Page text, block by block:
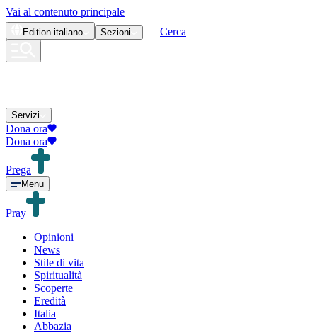
Vai al contenuto principale
Edition italiano Sezioni Cerca
Servizi
Dona ora
Dona ora
Prega
Menu
Pray
Opinioni
News
Stile di vita
Spiritualità
Scoperte
Eredità
Italia
Abbazia